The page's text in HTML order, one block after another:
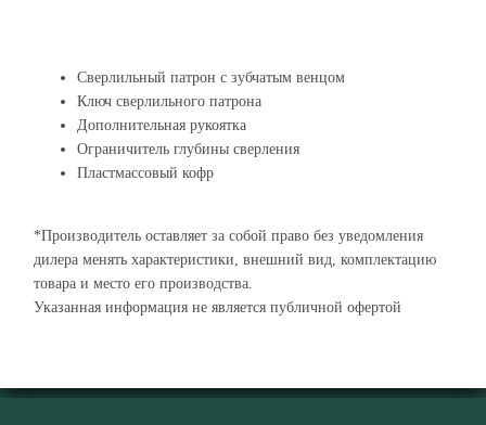
Сверлильный патрон с зубчатым венцом
Ключ сверлильного патрона
Дополнительная рукоятка
Ограничитель глубины сверления
Пластмассовый кофр
*Производитель оставляет за собой право без уведомления
дилера менять характеристики, внешний вид, комплектацию
товара и место его производства.
Указанная информация не является публичной офертой